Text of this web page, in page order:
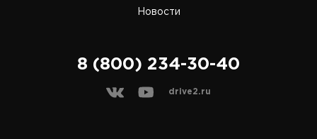
Новости
8 (800) 234-30-40
drive2.ru